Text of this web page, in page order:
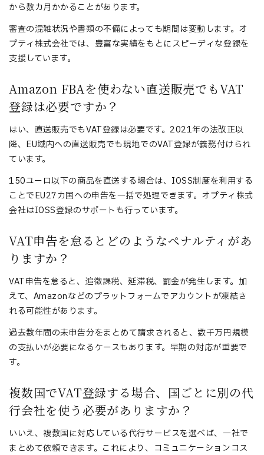
から数カ月かかることがあります。
審査の混雑状況や書類の不備によっても期間は変動します。オ
プティ株式会社では、豊富な実績をもとにスピーディな登録を
支援しています。
Amazon FBAを使わない直送販売でもVAT
登録は必要ですか？
はい、直送販売でもVAT登録は必要です。2021年の法改正以
降、EU域内への直送販売でも現地でのVAT登録が義務付けられ
ています。
150ユーロ以下の商品を直送する場合は、IOSS制度を利用する
ことでEU27カ国への申告を一括で処理できます。オプティ株式
会社はIOSS登録のサポートも行っています。
VAT申告を怠るとどのようなペナルティがあ
りますか？
VAT申告を怠ると、追徴課税、延滞税、罰金が発生します。加
えて、Amazonなどのプラットフォームでアカウントが凍結さ
れる可能性があります。
過去数年間の未申告分をまとめて請求されると、数千万円規模
の支払いが必要になるケースもあります。早期の対応が重要で
す。
複数国でVAT登録する場合、国ごとに別の代
行会社を使う必要がありますか？
いいえ、複数国に対応している代行サービスを選べば、一社で
まとめて依頼できます。これにより、コミュニケーションコス